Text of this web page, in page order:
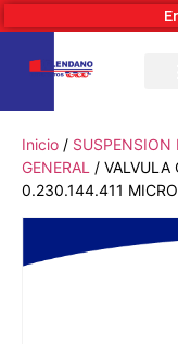
Inicio / SUSPENSION
GENERAL / VALVULA
0.230.144.411 MICRO